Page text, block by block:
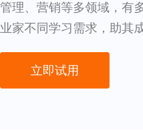
管理、营销等多领域，有
业家不同学习需求，助其
立即试用